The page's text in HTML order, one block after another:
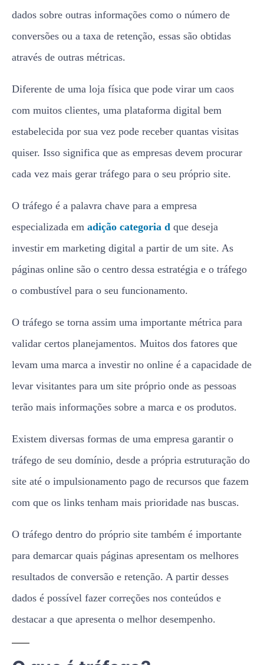
dados sobre outras informações como o número de
conversões ou a taxa de retenção, essas são obtidas
através de outras métricas.
Diferente de uma loja física que pode virar um caos
com muitos clientes, uma plataforma digital bem
estabelecida por sua vez pode receber quantas visitas
quiser. Isso significa que as empresas devem procurar
cada vez mais gerar tráfego para o seu próprio site.
O tráfego é a palavra chave para a empresa
especializada em adição categoria d que deseja
investir em marketing digital a partir de um site. As
páginas online são o centro dessa estratégia e o tráfego
o combustível para o seu funcionamento.
O tráfego se torna assim uma importante métrica para
validar certos planejamentos. Muitos dos fatores que
levam uma marca a investir no online é a capacidade de
levar visitantes para um site próprio onde as pessoas
terão mais informações sobre a marca e os produtos.
Existem diversas formas de uma empresa garantir o
tráfego de seu domínio, desde a própria estruturação do
site até o impulsionamento pago de recursos que fazem
com que os links tenham mais prioridade nas buscas.
O tráfego dentro do próprio site também é importante
para demarcar quais páginas apresentam os melhores
resultados de conversão e retenção. A partir desses
dados é possível fazer correções nos conteúdos e
destacar a que apresenta o melhor desempenho.